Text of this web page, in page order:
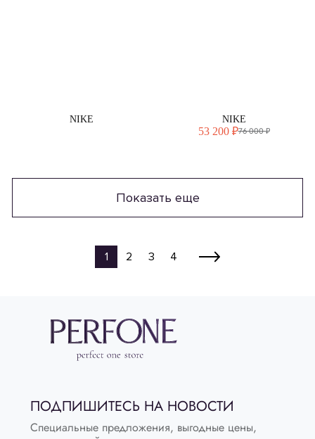
NIKE NIKE
53 200 ₽76 000 ₽
Показать еще
1 2 3 4
ПОДПИШИТЕСЬ НА НОВОСТИ
Специальные предложения, выгодные цены,